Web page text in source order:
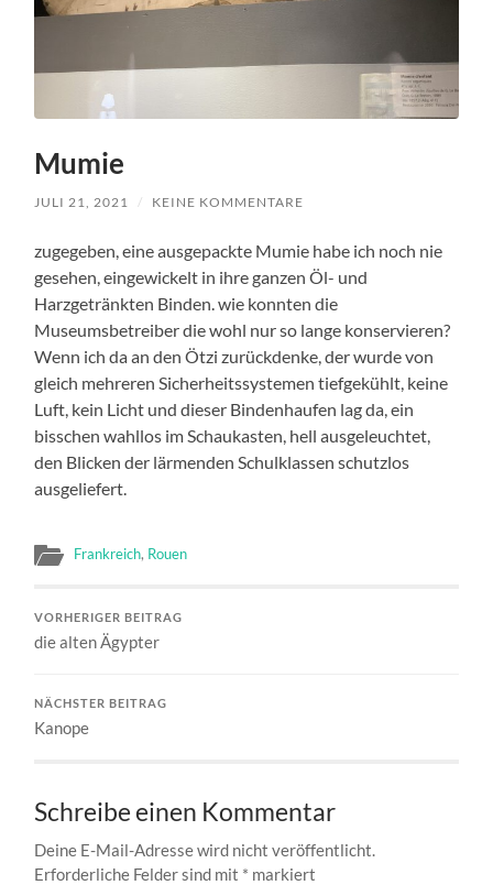
Mumie
JULI 21, 2021 / KEINE KOMMENTARE
zugegeben, eine ausgepackte Mumie habe ich noch nie
gesehen, eingewickelt in ihre ganzen Öl- und
Harzgetränkten Binden. wie konnten die
Museumsbetreiber die wohl nur so lange konservieren?
Wenn ich da an den Ötzi zurückdenke, der wurde von
gleich mehreren Sicherheitssystemen tiefgekühlt, keine
Luft, kein Licht und dieser Bindenhaufen lag da, ein
bisschen wahllos im Schaukasten, hell ausgeleuchtet,
den Blicken der lärmenden Schulklassen schutzlos
ausgeliefert.
Frankreich, Rouen
VORHERIGER BEITRAG
die alten Ägypter
NÄCHSTER BEITRAG
Kanope
Schreibe einen Kommentar
Deine E-Mail-Adresse wird nicht veröffentlicht.
Erforderliche Felder sind mit * markiert